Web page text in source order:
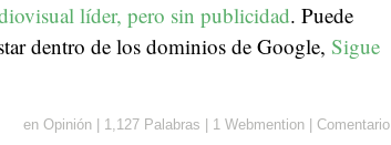
líder, pero sin publicidad. Puede
dentro de los dominios de Google, Sigue
en Opinión 1,127 Palabras 1 Webmention Comentario